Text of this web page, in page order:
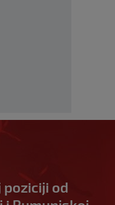
poziciji od